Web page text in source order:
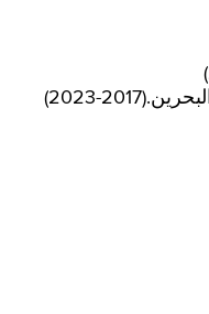
)
(
2017-2023
)